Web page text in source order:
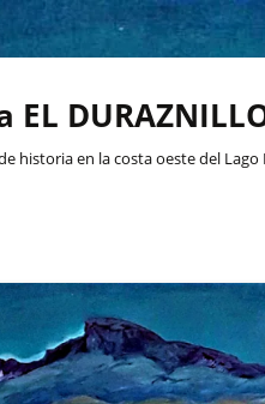
EL
historia en la costa oeste del